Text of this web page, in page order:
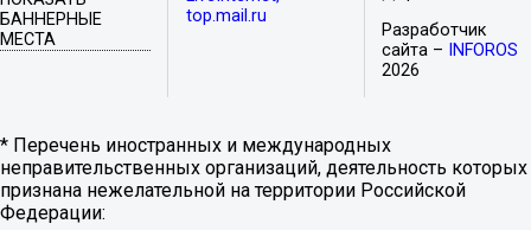
БАННЕРНЫЕ
МЕСТА
top.mail.ru
Разработчик
сайта –
INFOROS
2026
* Перечень иностранных и международных
неправительственных организаций, деятельность которых
признана нежелательной на территории Российской
Федерации: